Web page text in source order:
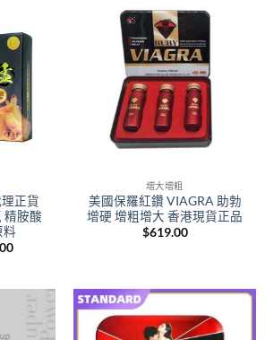
正貨
精胺酸
料
Current
增大增粗
美國保羅紅鑽 VIAGRA 助勃
增硬 增粗增大 香港現貨正品
$619.00